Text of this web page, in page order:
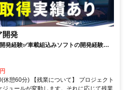
開発
発経験✅車載組込みソフトの開発経験 ✅
リモート可✅9時～18時勤務
休憩60分) 【残業について】 プロジェクト
ュールが変動します。それに応じて残業